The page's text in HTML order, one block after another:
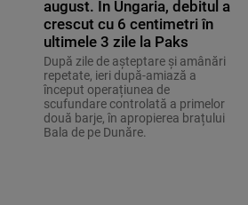
august. În Ungaria, debitul a
crescut cu 6 centimetri în
ultimele 3 zile la Paks
După zile de așteptare și amânări
repetate, ieri după-amiază a
început operațiunea de
scufundare controlată a primelor
două barje, în apropierea brațului
Bala de pe Dunăre.